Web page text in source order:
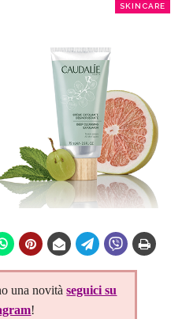
SKINCARE
una novitàseguici su
!